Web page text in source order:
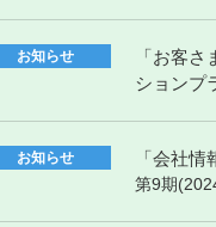
お知らせ
「お客
ションプ
お知らせ 「会社
第9期